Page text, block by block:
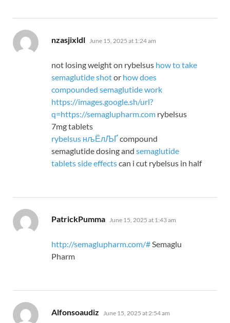
nzasjixldl says:
June 15, 2025 at 1:24 am
not losing weight on rybelsus how to take
semaglutide shotor how does
compounded semaglutide work
https://images.google.sh/url?
q=https://semaglupharm.com rybelsus
7mg tablets
rybelsus нљЁлЉҐcompound
semaglutide dosing and semaglutide
tablets side effectscan i cut rybelsus in half
PatrickPumma says:
June 15, 2025 at 1:43 am
http://semaglupharm.com/#Semaglu
Pharm
Alfonsoaudiz says:
June 15, 2025 at 2:54 am